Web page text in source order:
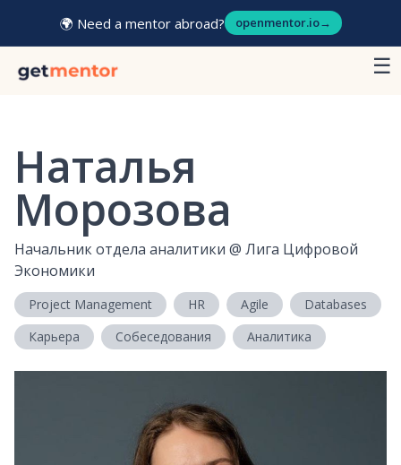
🌍 Need a mentor abroad? openmentor.io→
☰
Наталья
Морозова
Начальник отдела аналитики @ Лига Цифровой
Экономики
Project Management HR Agile
Databases
Карьера
Собеседования Аналитика